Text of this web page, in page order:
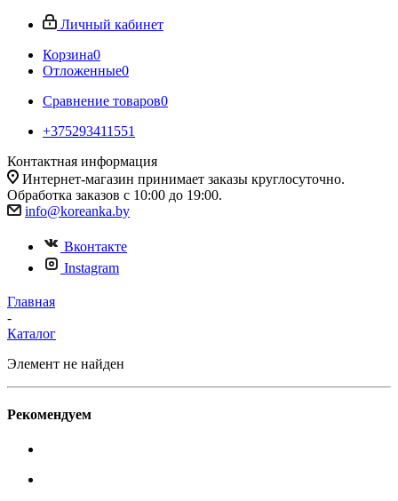
Личный кабинет
Корзина0
Отложенные0
Сравнение товаров0
+375293411551
Контактная информация
Интернет-магазин принимает заказы круглосуточно.
Обработка заказов с 10:00 до 19:00.
info@koreanka.by
Вконтакте
Instagram
Главная
-
Каталог
Элемент не найден
Рекомендуем